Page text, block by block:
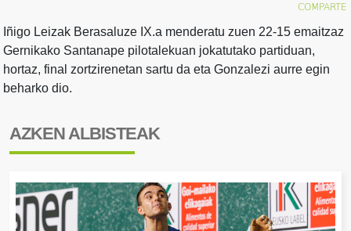
Iñigo Leizak Berasaluze IX.a menderatu zuen 22-15 emaitzaz
Gernikako Santanape pilotalekuan jokatutako partiduan,
hortaz, final zortzirenetan sartu da eta Gonzalezi aurre egin
beharko dio.
AZKEN ALBISTEAK